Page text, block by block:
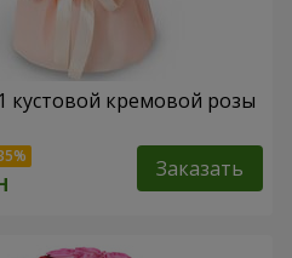
кустовой кремовой розы
Заказать